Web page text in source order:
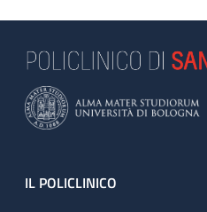
Footer
IL POLICLINICO